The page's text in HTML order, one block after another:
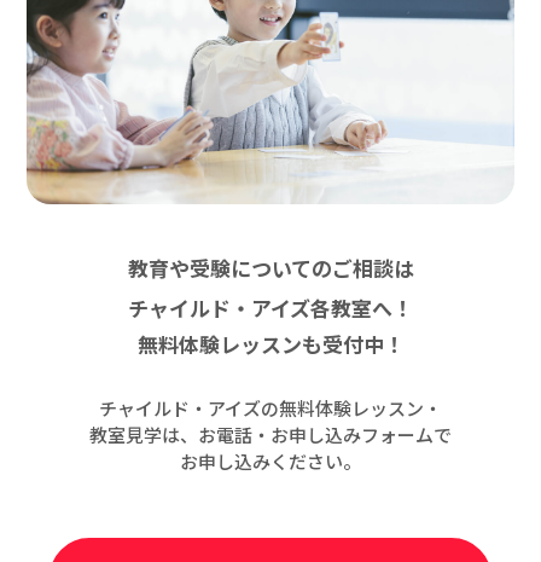
教育や受験についてのご相談は
チャイルド・アイズ各教室へ！
無料体験レッスンも受付中！
チャイルド・アイズの無料体験レッスン・
教室見学は、お電話・お申し込みフォームで
お申し込みください。